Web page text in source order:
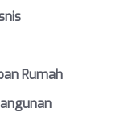
Rumah